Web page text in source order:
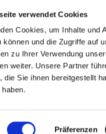
verwendet Cookies
Cookies, um Inhalte und
können und die Zugriffe auf
zu Ihrer Verwendung
weiter. Unsere Partner
die Sie ihnen bereitgestellt
Präferenzen
Braunschweigstehen wir
Verkauf und bei der
Immobilie zur Seite.
Expertise beraten wir Sie
rund um Ihr Haus oder Ihre
Sie uns an - wir sind für